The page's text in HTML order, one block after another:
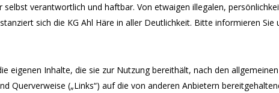
selbst verantwortlich und haftbar. Von etwaigen illegalen,
sich die KG Ahl Häre in aller Deutlichkeit. Bitte informieren Sie
eigenen Inhalte, die sie zur Nutzung bereithält, nach den
Querverweise („Links“) auf die von anderen Anbietern